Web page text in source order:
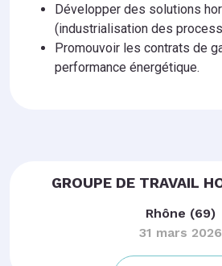
Développer des solutions
(industrialisation des
Promouvoir les contrats de
performance énergétique.
GROUPE DE TRAVAIL
Rhône (69)
31 mars 2026